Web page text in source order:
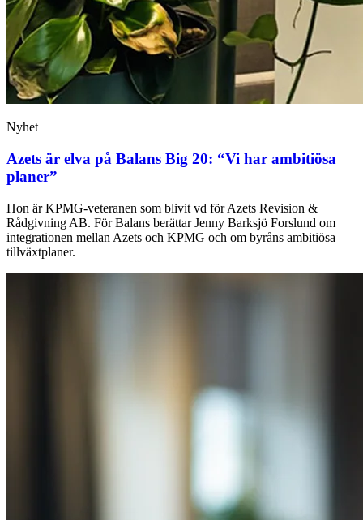
Nyhet
Azets är elva på Balans Big 20: “Vi har ambitiösa
planer”
Hon är KPMG-veteranen som blivit vd för Azets Revision &
Rådgivning AB. För Balans berättar Jenny Barksjö Forslund om
integrationen mellan Azets och KPMG och om byråns ambitiösa
tillväxtplaner.